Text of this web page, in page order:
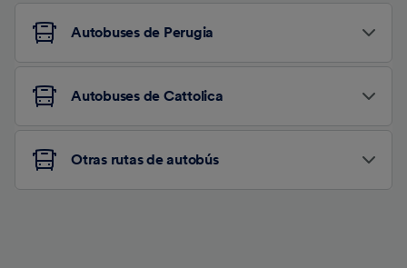
Autobuses de Perugia
Autobuses de Cattolica
Otras rutas de autobús